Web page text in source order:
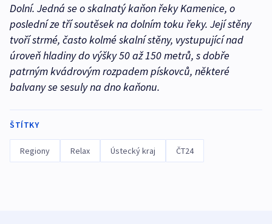
Dolní. Jedná se o skalnatý kaňon řeky Kamenice, o
poslední ze tří soutěsek na dolním toku řeky. Její stěny
tvoří strmé, často kolmé skalní stěny, vystupující nad
úroveň hladiny do výšky 50 až 150 metrů, s dobře
patrným kvádrovým rozpadem pískovců, některé
balvany se sesuly na dno kaňonu.
ŠTÍTKY
Regiony Relax Ústecký kraj ČT24